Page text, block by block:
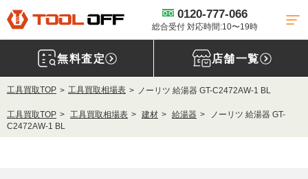
0120-777-066
総合受付 対応時間:10〜19時
無料査定 店舗一覧
工具買取TOP 工具買取相場表 ノーリツ 給湯器 GT-C2472AW-1 BL
工具買取TOP 工具買取相場表 建材 給湯器
ノーリツ 給湯器 GT-
C2472AW-1 BL